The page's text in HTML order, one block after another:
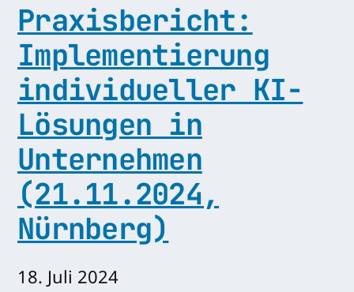
Praxisbericht:
Implementierung
individueller KI-
Lösungen in
Unternehmen
(21.11.2024,
Nürnberg)
18. Juli 2024